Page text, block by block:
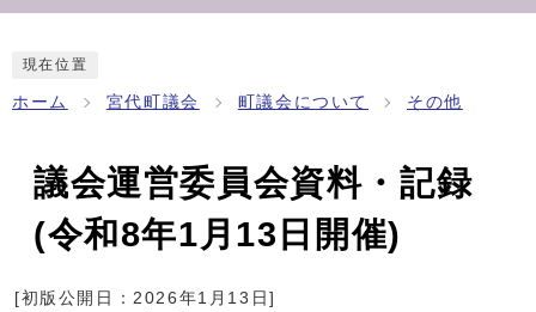
現在位置
ホーム 宮代町議会 町議会について その他
議会運営委員会資料・記録
(令和8年1月13日開催)
[初版公開日：2026年1月13日]